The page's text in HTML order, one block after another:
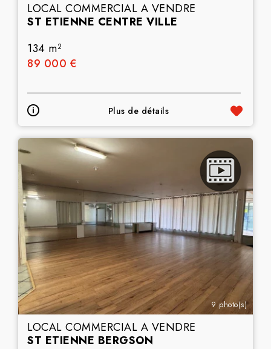
LOCAL COMMERCIAL A VENDRE
ST ETIENNE CENTRE VILLE
134 m2
89 000 €
Plus de détails
9 photo(s)
LOCAL COMMERCIAL A VENDRE
ST ETIENNE BERGSON